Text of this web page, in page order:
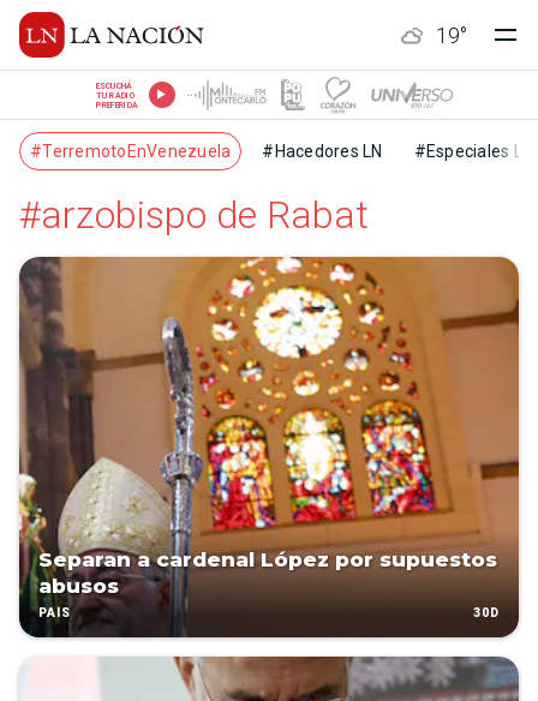
19°
ESCUCHÁ
TU RADIO
PREFERIDA
#TerremotoEnVenezuela #Hacedores LN #Especiales LN
#arzobispo de Rabat
Separan a cardenal López por supuestos
abusos
PAÍS 30D